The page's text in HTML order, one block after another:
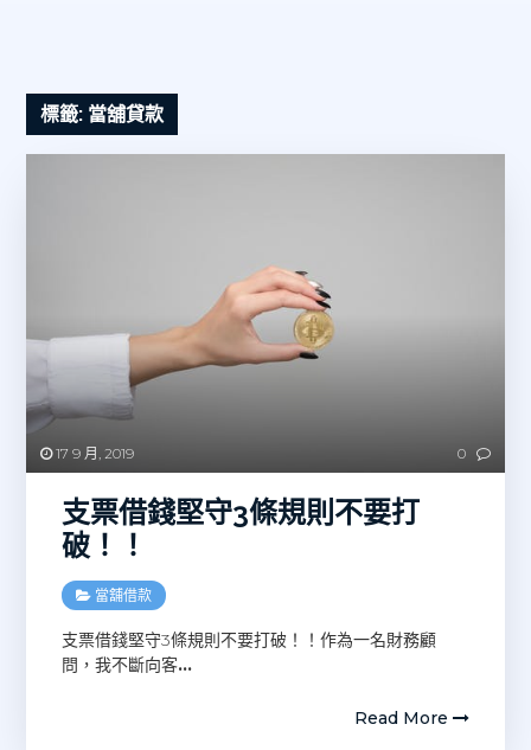
標籤: 當舖貸款
17 9 月, 2019 0
支票借錢堅守3條規則不要打
破！！
當舖借款
支票借錢堅守3條規則不要打破！！作為一名財務顧
問，我不斷向客…
Read More